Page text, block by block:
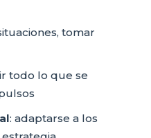
tomar
todo lo que se
: adaptarse a los